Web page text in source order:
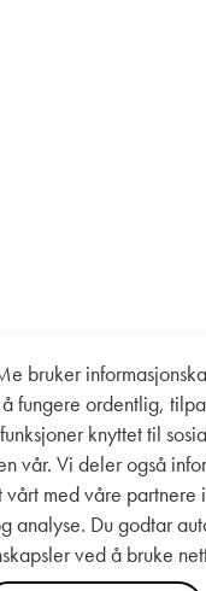
bruker
fungere ordentlig,
knyttet til
vår. Vi deler også
vårt med våre partnere
analyse. Du godtar
ved å bruke